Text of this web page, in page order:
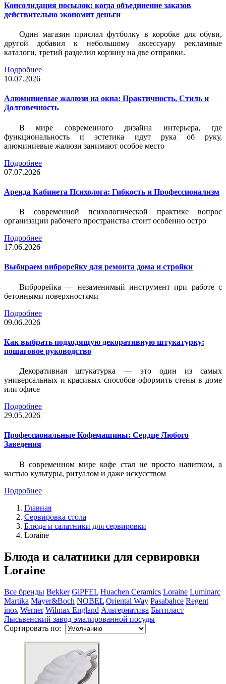
Консолидация посылок: когда объединение заказов
действительно экономит деньги
Один магазин прислал футболку в коробке для обуви,
другой добавил к небольшому аксессуару рекламные
каталоги, третий разделил корзину на две отправки.
Подробнее
10.07.2026
Алюминиевые жалюзи на окна: Практичность, Стиль и
Долговечность
В мире современного дизайна интерьера, где
функциональность и эстетика идут рука об руку,
алюминиевые жалюзи занимают особое место
Подробнее
07.07.2026
Аренда Кабинета Психолога: Гибкость и Профессионализм
В современной психологической практике вопрос
организации рабочего пространства стоит особенно остро
Подробнее
17.06.2026
Выбираем виброрейку для ремонта дома и стройки
Виброрейка — незаменимый инструмент при работе с
бетонными поверхностями
Подробнее
09.06.2026
Как выбрать подходящую декоративную штукатурку:
пошаговое руководство
Декоративная штукатурка — это один из самых
универсальных и красивых способов оформить стены в доме
или офисе
Подробнее
29.05.2026
Профессиональные Кофемашины: Сердце Любого
Заведения
В современном мире кофе стал не просто напитком, а
частью культуры, ритуалом и даже искусством
Подробнее
Главная
Сервировка стола
Блюда и салатники для сервировки
Loraine
Блюда и салатники для сервировки
Loraine
Все бренды Bekker GiPFEL Huachen Ceramics Loraine Luminarc
Martika Mayer&Boch NOBEL Oriental Way Pasabahce Regent
inox Werner Wilmax England Альтернатива Бытпласт
Лысьвенский завод эмалированной посуды
Сортировать по: